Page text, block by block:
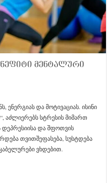
მენტალური
ენერგიას და მოტივაციას. ისინი
აძლიერებს სტრესის მიმართ
დეპრესიისა და შფოთვის
თვითშეფასება, სუსტდება
ვხდებით.